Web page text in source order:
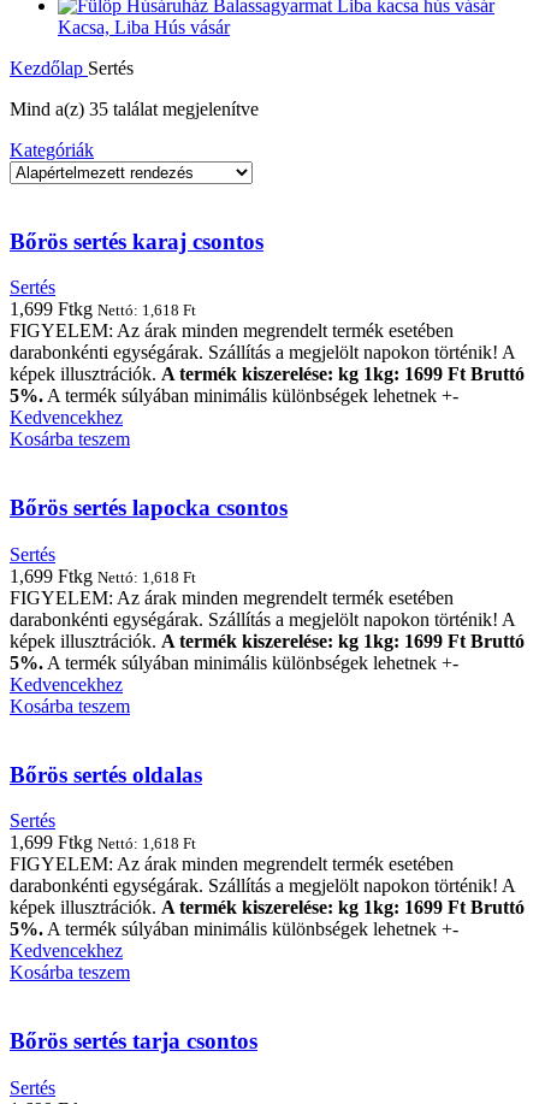
Kacsa, Liba Hús vásár
Kezdőlap Sertés
Mind a(z) 35 találat megjelenítve
Kategóriák
Bőrös sertés karaj csontos
Sertés
1,699 Ftkg Nettó: 1,618 Ft
FIGYELEM: Az árak minden megrendelt termék esetében
darabonkénti egységárak. Szállítás a megjelölt napokon történik! A
képek illusztrációk. A termék kiszerelése: kg 1kg: 1699 Ft Bruttó
5%. A termék súlyában minimális különbségek lehetnek +-
Kedvencekhez
Kosárba teszem
Bőrös sertés lapocka csontos
Sertés
1,699 Ftkg Nettó: 1,618 Ft
FIGYELEM: Az árak minden megrendelt termék esetében
darabonkénti egységárak. Szállítás a megjelölt napokon történik! A
képek illusztrációk. A termék kiszerelése: kg 1kg: 1699 Ft Bruttó
5%. A termék súlyában minimális különbségek lehetnek +-
Kedvencekhez
Kosárba teszem
Bőrös sertés oldalas
Sertés
1,699 Ftkg Nettó: 1,618 Ft
FIGYELEM: Az árak minden megrendelt termék esetében
darabonkénti egységárak. Szállítás a megjelölt napokon történik! A
képek illusztrációk. A termék kiszerelése: kg 1kg: 1699 Ft Bruttó
5%. A termék súlyában minimális különbségek lehetnek +-
Kedvencekhez
Kosárba teszem
Bőrös sertés tarja csontos
Sertés